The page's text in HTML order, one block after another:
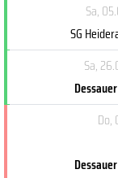
Sa,
SG
Sa,
Do,